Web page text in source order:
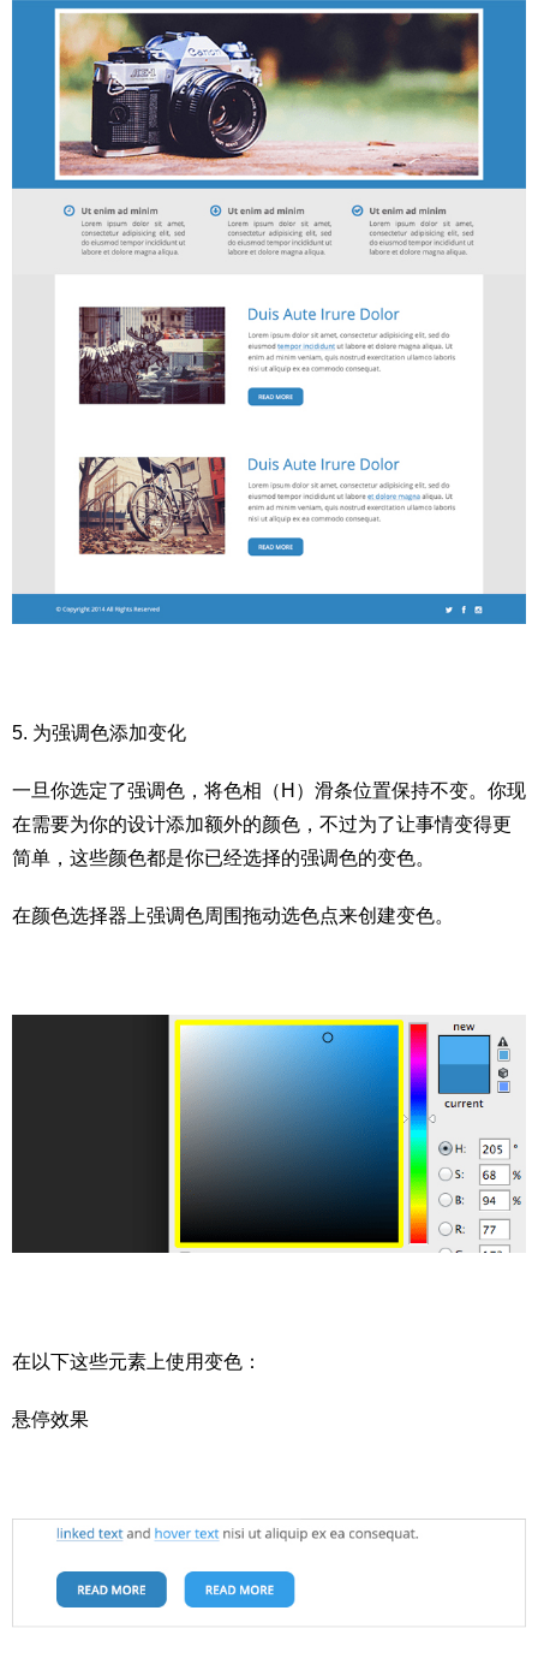
5. 为强调色添加变化
一旦你选定了强调色，将色相（H）滑条位置保持不变。你现
在需要为你的设计添加额外的颜色，不过为了让事情变得更
简单，这些颜色都是你已经选择的强调色的变色。
在颜色选择器上强调色周围拖动选色点来创建变色。
在以下这些元素上使用变色：
悬停效果